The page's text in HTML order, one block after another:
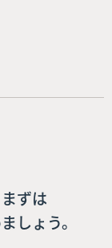
ずは
しょう。